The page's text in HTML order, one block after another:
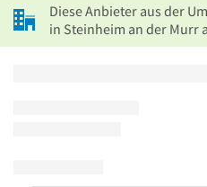
Diese Anbieter aus der
in Steinheim an der Murr